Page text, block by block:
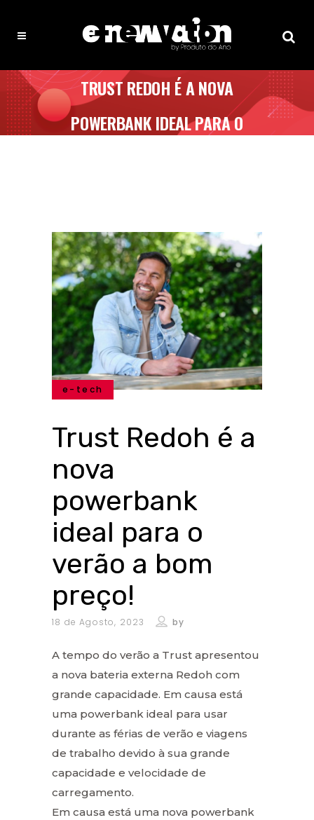
TRUST REDOH É A NOVA
POWERBANK IDEAL PARA O
e-tech
Trust Redoh é a
nova
powerbank
ideal para o
verão a bom
preço!
18 de Agosto, 2023 by
A tempo do verão a Trust apresentou
a nova bateria externa Redoh com
grande capacidade. Em causa está
uma powerbank ideal para usar
durante as férias de verão e viagens
de trabalho devido à sua grande
capacidade e velocidade de
carregamento.
Em causa está uma nova powerbank